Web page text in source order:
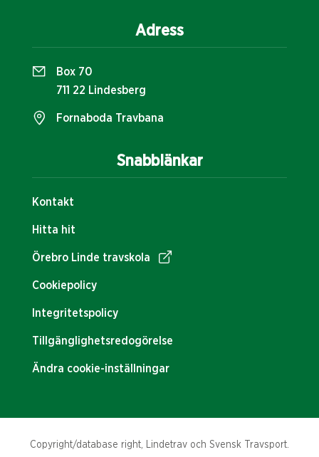
Snabblänkar
Kontakt
Hitta hit
Örebro Linde travskola
Cookiepolicy
Integritetspolicy
Tillgänglighetsredogörelse
Ändra cookie-inställningar
Adress
Box 70
711 22 Lindesberg
Fornaboda Travbana
Copyright/database right, Lindetrav och Svensk Travsport.